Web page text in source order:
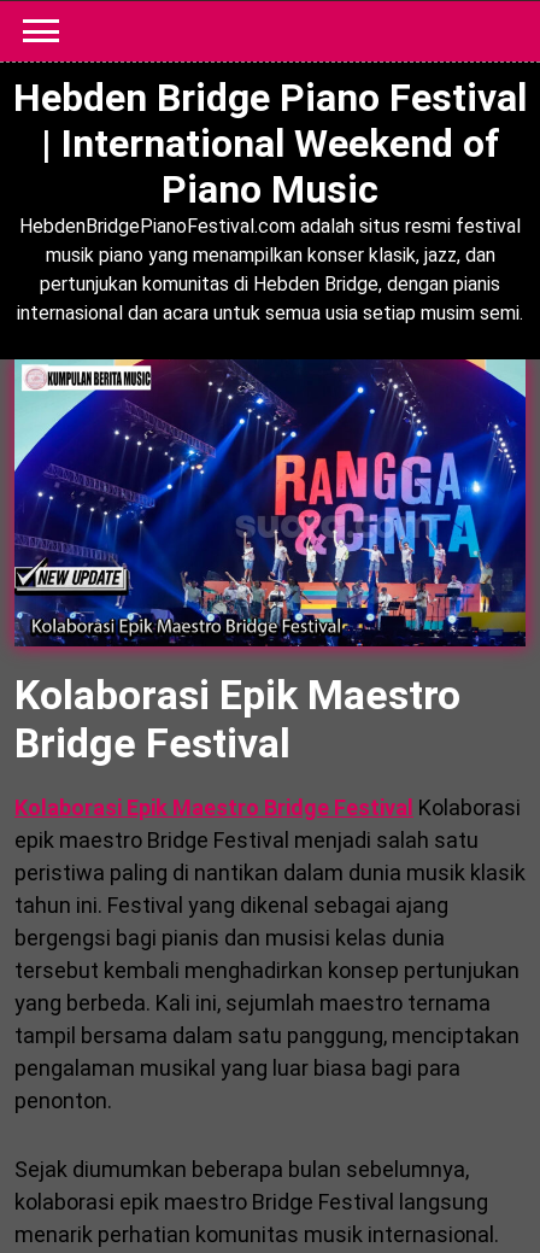
content
Hebden Bridge Piano Festival
| International Weekend of
Piano Music
HebdenBridgePianoFestival.com adalah situs resmi festival
musik piano yang menampilkan konser klasik, jazz, dan
pertunjukan komunitas di Hebden Bridge, dengan pianis
internasional dan acara untuk semua usia setiap musim semi.
Kolaborasi Epik Maestro
Bridge Festival
Kolaborasi Epik Maestro Bridge Festival Kolaborasi
epik maestro Bridge Festival menjadi salah satu
peristiwa paling di nantikan dalam dunia musik klasik
tahun ini. Festival yang dikenal sebagai ajang
bergengsi bagi pianis dan musisi kelas dunia
tersebut kembali menghadirkan konsep pertunjukan
yang berbeda. Kali ini, sejumlah maestro ternama
tampil bersama dalam satu panggung, menciptakan
pengalaman musikal yang luar biasa bagi para
penonton.
Sejak diumumkan beberapa bulan sebelumnya,
kolaborasi epik maestro Bridge Festival langsung
menarik perhatian komunitas musik internasional.